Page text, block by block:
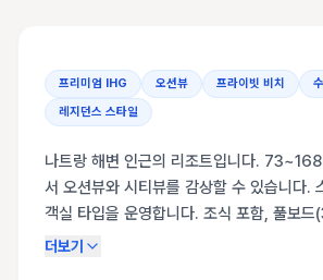
프리미엄 IHG 오션뷰 프라이빗 비치
레지던스 스타일
나트랑 해변 인근의 리조트입니다.
서 오션뷰와 시티뷰를 감상할 수 있습니다.
객실 타입을 운영합니다. 조식 포함, 풀보
할 수 있습니다. 공항에서 차량으로 약 15분
더보기